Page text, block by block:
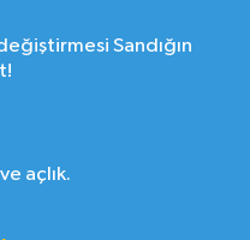
Sandığın
açlık.